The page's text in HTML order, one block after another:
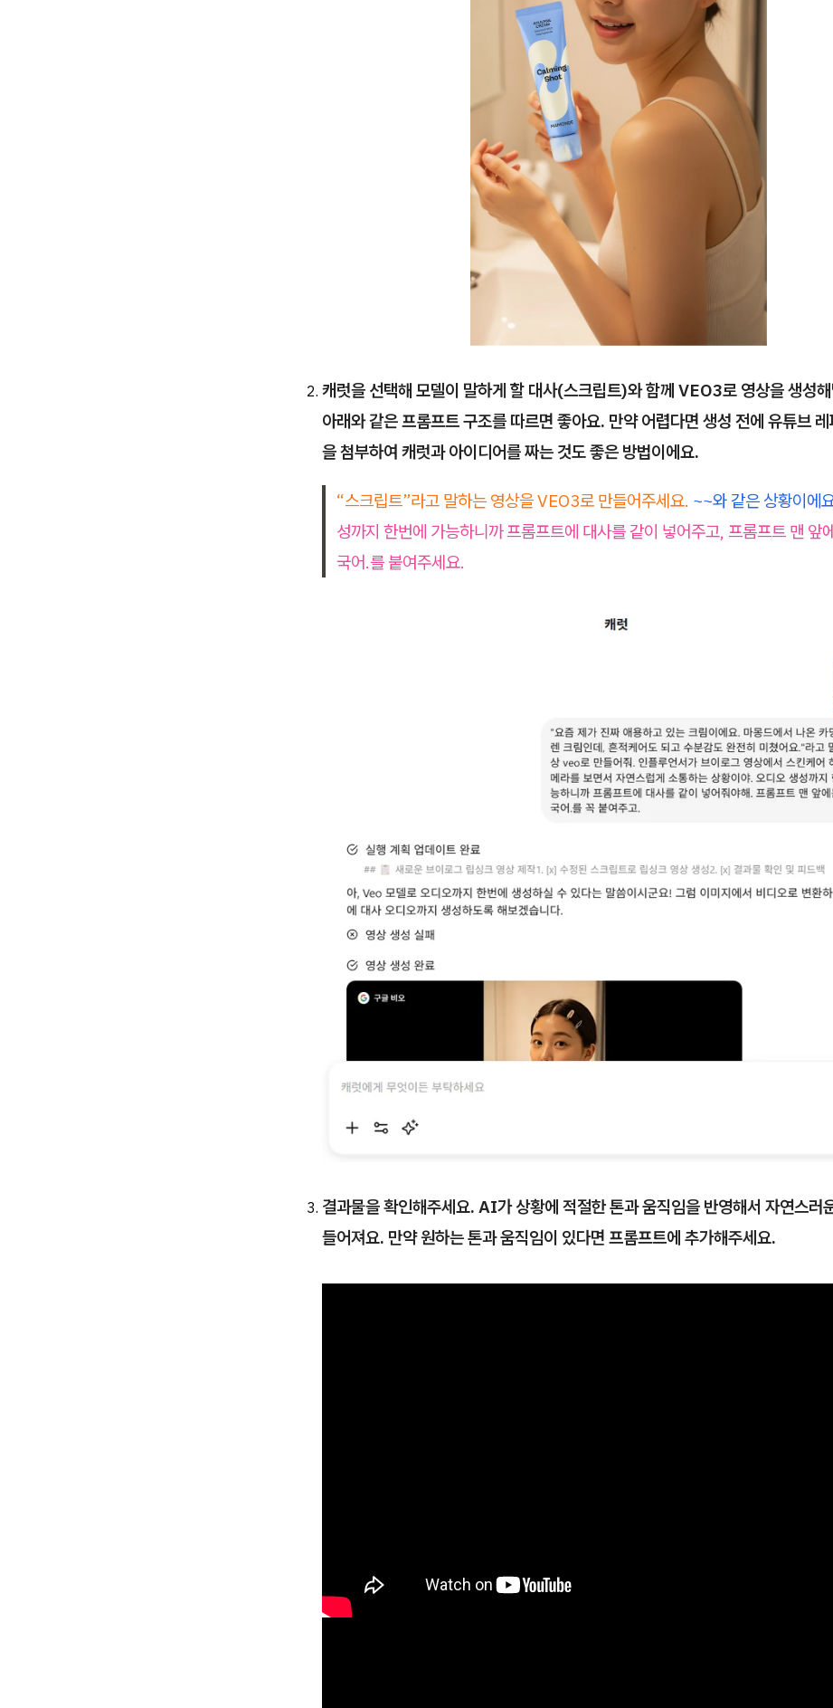
캐럿을 선택해 모델이 말하게 할 대사(스크립트)와 함께 VEO3로 영상을 생성
아래와 같은 프롬프트 구조를 따르면 좋아요. 만약 어렵다면 생성 전에 유튜브
을 첨부하여 캐럿과 아이디어를 짜는 것도 좋은 방법이에요.
“스크립트”라고 말하는 영상을 VEO3로 만들어주세요. ~~와 같은 상황이에
성까지 한번에 가능하니까 프롬프트에 대사를 같이 넣어주고, 프롬프트 맨 앞
국어.를 붙여주세요.
결과물을 확인해주세요. AI가 상황에 적절한 톤과 움직임을 반영해서 자연스러
들어져요. 만약 원하는 톤과 움직임이 있다면 프롬프트에 추가해주세요.